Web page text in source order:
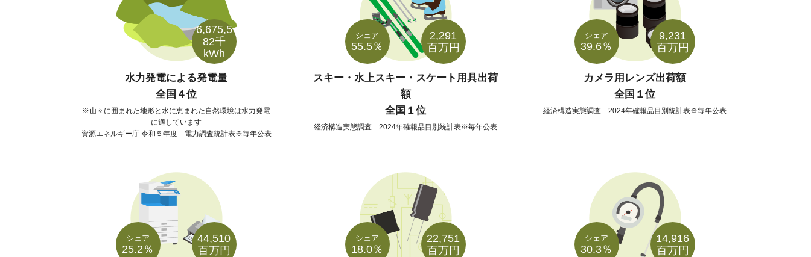
6,675,5
82千
kWh
水力発電による発電量
全国４位
山々に囲まれた地形と水に恵まれた自然環境は水力発電
に適しています
資源エネルギー庁 令和５年度 電力調査統計表※毎年公表
2,291
百万円
シェア
55.5％
スキー・水上スキー・スケート用具出荷
額
全国１位
経済構造実態調査 2024年確報品目別統計表※毎年公表
9,231
百万円
シェア
39.6％
カメラ用レンズ出荷額
全国１位
経済構造実態調査 2024年確報品目別統計表※毎年公表
44,510
百万円
シェア
25.2％
22,751
百万円
シェア
18.0％
14,916
百万円
シェア
30.3％